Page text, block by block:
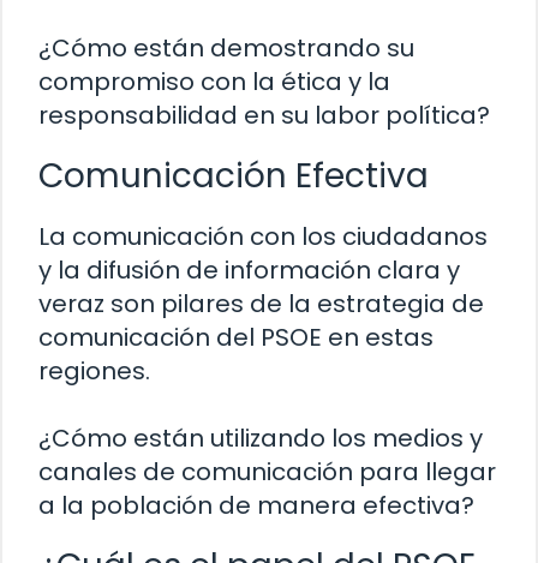
¿Cómo están demostrando su
compromiso con la ética y la
responsabilidad en su labor política?
Comunicación Efectiva
La comunicación con los ciudadanos
y la difusión de información clara y
veraz son pilares de la estrategia de
comunicación del PSOE en estas
regiones.
¿Cómo están utilizando los medios y
canales de comunicación para llegar
a la población de manera efectiva?